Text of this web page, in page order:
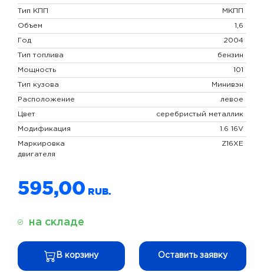
Тип КПП МКПП
Объем 1,6
Год 2004
Тип топлива бензин
Мощность 101
Тип кузова Минивэн
Расположение левое
Цвет серебристый металлик
Модификация 1.6 16V
Маркировка
двигателя
Z16XE
595,00
на складе
В корзину Оставить заявку